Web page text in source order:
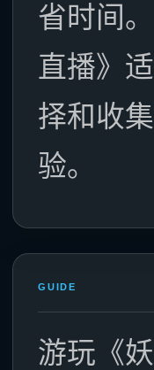
省时间
直播》
择和收
验。
GUIDE
游玩《